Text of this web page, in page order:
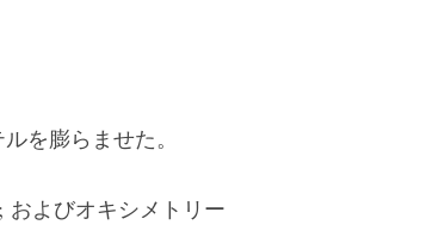
を膨らませた。
よびオキシメトリー